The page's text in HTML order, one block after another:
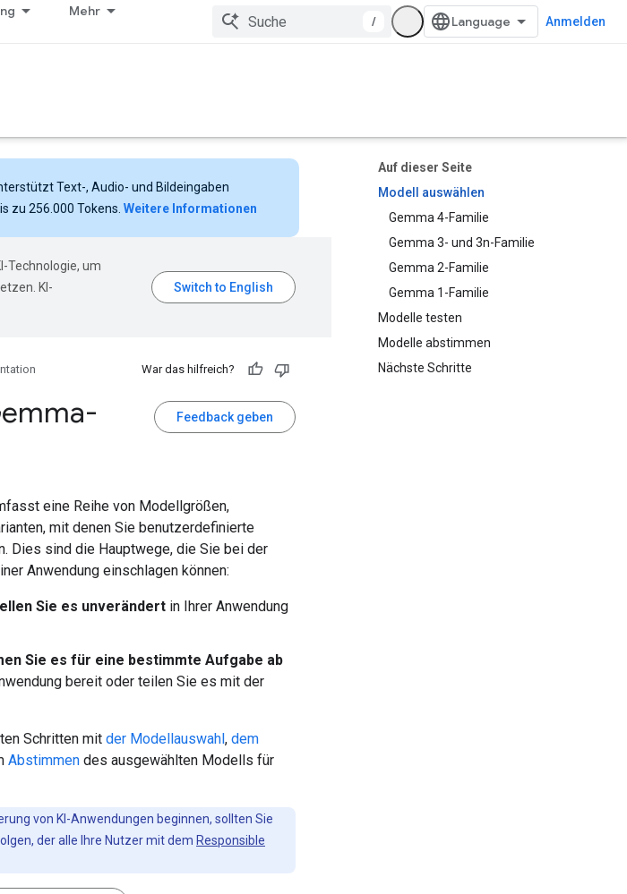
Mehr
/ Anmelden
Auf dieser Seite
Modell auswählen
Gemma 4-Familie
Gemma 3- und 3n-Familie
Gemma 2-Familie
Gemma 1-Familie
Modelle testen
Modelle abstimmen
Nächste Schritte
Text-, Audio- und Bildeingaben
zu 256.000 Tokens. Weitere Informationen
Technologie, um
KI-
War das hilfreich?
Feedback geben
eine Reihe von Modellgrößen,
mit denen Sie benutzerdefinierte
Dies sind die Hauptwege, die Sie bei der
Anwendung einschlagen können:
Sie es unverändert in Ihrer Anwendung
Sie es für eine bestimmte Aufgabe ab
bereit oder teilen Sie es mit der
Schritten mit der Modellauswahl, dem
Abstimmen des ausgewählten Modells für
von KI-Anwendungen beginnen, sollten Sie
der alle Ihre Nutzer mit dem Responsible